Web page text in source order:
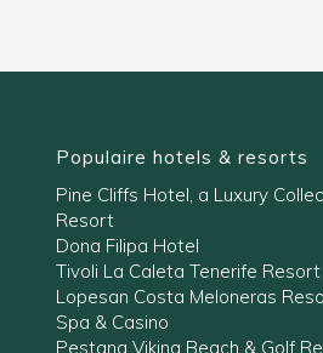
Populaire hotels & resorts
Pine Cliffs Hotel, a Luxury
Resort
Dona Filipa Hotel
Tivoli La Caleta Tenerife Resort
Lopesan Costa Meloneras
Spa & Casino
Pestana Viking Beach & Golf